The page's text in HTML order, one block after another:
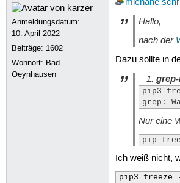
Anmeldungsdatum:
10. April 2022
Beiträge: 1602
Wohnort: Bad
Oeynhausen
michahe
Hallo,
nach der
Dazu sollte in
pip3
grep:
Nur eine
pip
Ich weiß nicht,
pip3 freeze